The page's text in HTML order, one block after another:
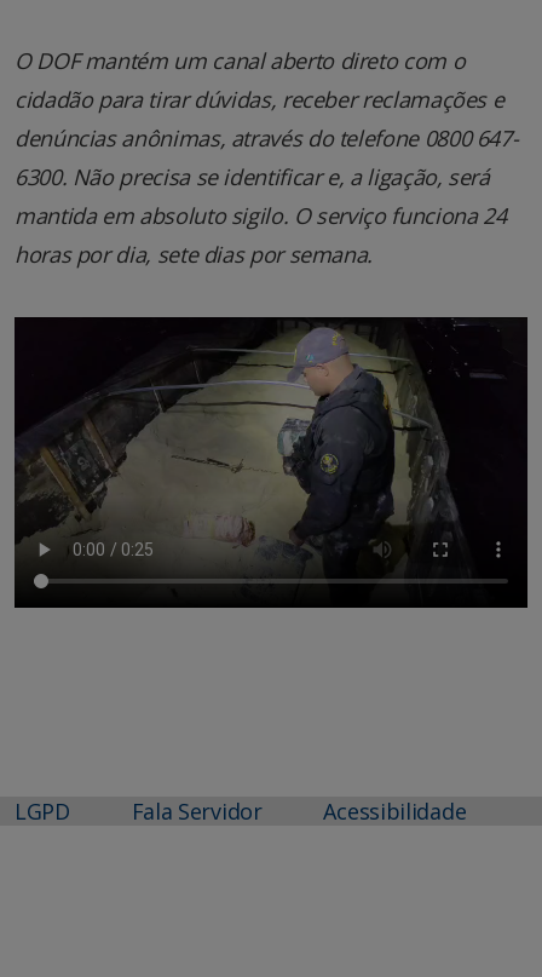
O DOF mantém um canal aberto direto com o
cidadão para tirar dúvidas, receber reclamações e
denúncias anônimas, através do telefone 0800 647-
6300. Não precisa se identificar e, a ligação, será
mantida em absoluto sigilo. O serviço funciona 24
horas por dia, sete dias por semana.
LGPD Fala Servidor Acessibilidade